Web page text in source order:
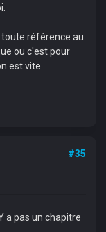
toute référence au
ou c'est pour
est vite
#35
a pas un chapitre